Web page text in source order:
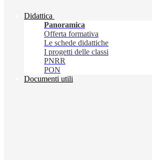
Didattica
Panoramica
Offerta formativa
Le schede didattiche
I progetti delle classi
PNRR
PON
Documenti utili